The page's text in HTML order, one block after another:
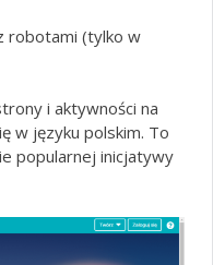
robotami (tylko w
i aktywności na
w języku polskim. To
popularnej inicjatywy